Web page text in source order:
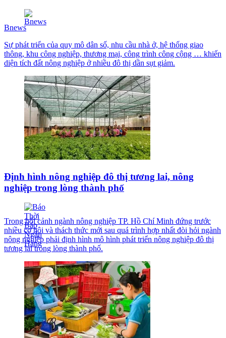
Bnews
Sự phát triển của quy mô dân số, nhu cầu nhà ở, hệ thống giao
thông, khu công nghiệp, thương mại, công trình công cộng … khiến
diện tích đất nông nghiệp ở nhiều đô thị dần sụt giảm.
Định hình nông nghiệp đô thị tương lai, nông
nghiệp trong lòng thành phố
Trong bối cảnh ngành nông nghiệp TP. Hồ Chí Minh đứng trước
nhiều cơ hội và thách thức mới sau quá trình hợp nhất đòi hỏi ngành
nông nghiệp phải định hình mô hình phát triển nông nghiệp đô thị
tương lai trong lòng thành phố.